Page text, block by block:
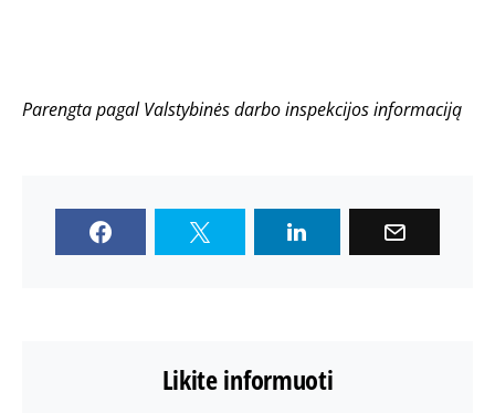
Parengta pagal Valstybinės darbo inspekcijos informaciją
Likite informuoti